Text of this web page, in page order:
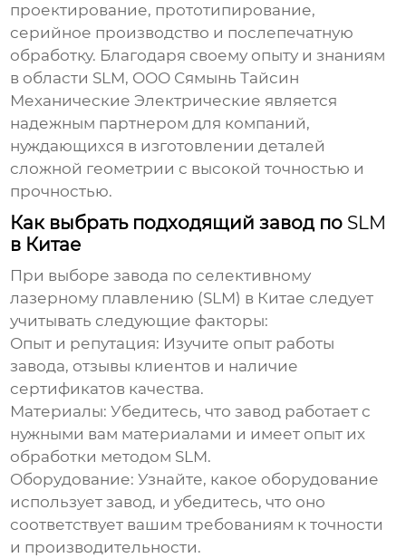
проектирование, прототипирование,
серийное производство и послепечатную
обработку. Благодаря своему опыту и знаниям
в области SLM, ООО Сямынь Тайсин
Механические Электрические является
надежным партнером для компаний,
нуждающихся в изготовлении деталей
сложной геометрии с высокой точностью и
прочностью.
Как выбрать подходящий завод по SLM
в Китае
При выборе завода по селективному
лазерному плавлению (SLM) в Китае следует
учитывать следующие факторы:
Опыт и репутация: Изучите опыт работы
завода, отзывы клиентов и наличие
сертификатов качества.
Материалы: Убедитесь, что завод работает с
нужными вам материалами и имеет опыт их
обработки методом SLM.
Оборудование: Узнайте, какое оборудование
использует завод, и убедитесь, что оно
соответствует вашим требованиям к точности
и производительности.